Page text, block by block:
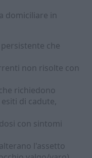
domiciliare in
che
non risolte con
richiedono
di cadute,
con sintomi
l'assetto